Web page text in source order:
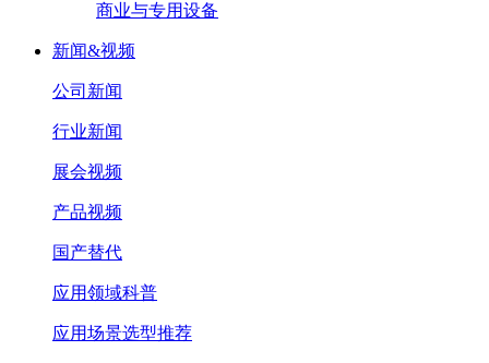
商业与专用设备
新闻&视频
公司新闻
行业新闻
展会视频
产品视频
国产替代
应用领域科普
应用场景选型推荐